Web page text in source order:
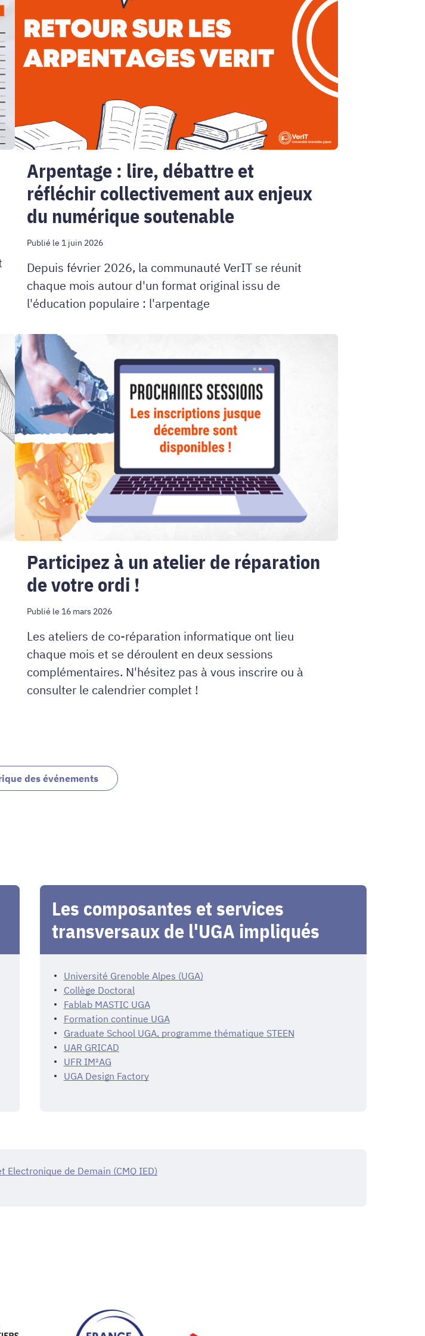
débattre
et
réfléchir
enjeux
du
numérique
soutenable
Arpentage : lire, débattre et
réfléchir collectivement aux enjeux
du numérique soutenable
Publié le 1 juin 2026
Depuis février 2026, la communauté VerIT se réunit
chaque mois autour d'un format original issu de
l'éducation populaire : l'arpentage
Participez
à
un
atelier
de
réparation
de
votre
ordi
!
Participez à un atelier de réparation
de votre ordi !
Publié le 16 mars 2026
Les ateliers de co-réparation informatique ont lieu
chaque mois et se déroulent en deux sessions
complémentaires. N'hésitez pas à vous inscrire ou à
consulter le calendrier complet !
des événements
Les composantes et services
transversaux de l'UGA impliqués
Université Grenoble Alpes (UGA)
Collège Doctoral
Fablab MASTIC UGA
Formation continue UGA
Graduate School UGA, programme thématique STEEN
UAR GRICAD
UFR IM²AG
UGA Design Factory
de Demain (CMQ IED)